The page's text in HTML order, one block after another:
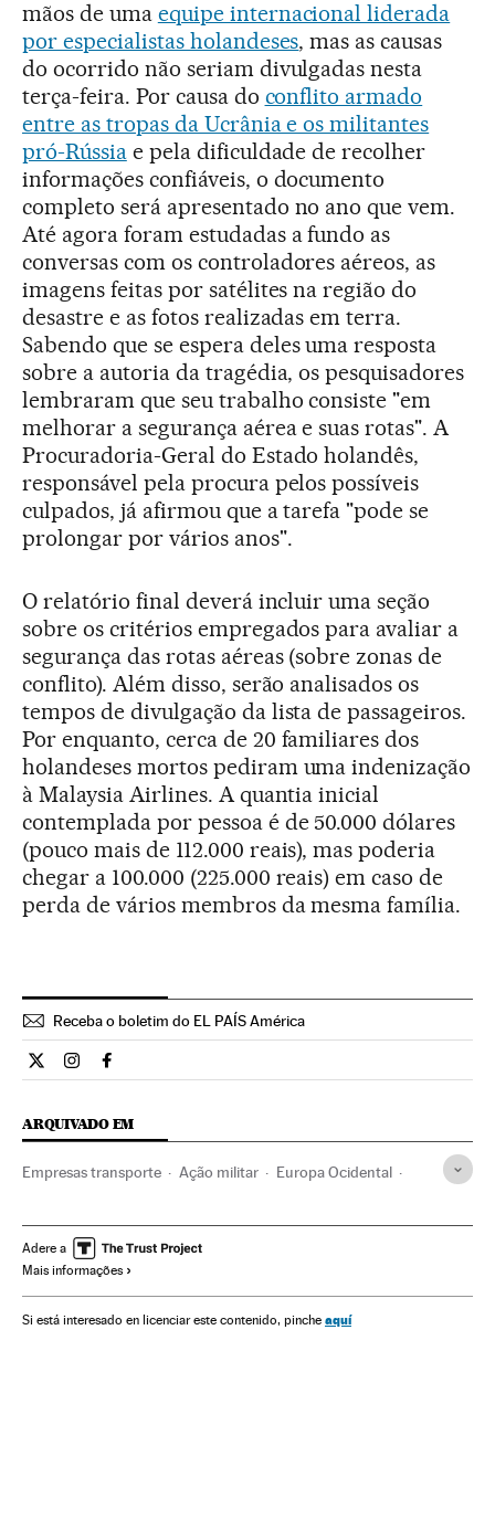
mãos de uma equipe internacional liderada
por especialistas holandeses, mas as causas
do ocorrido não seriam divulgadas nesta
terça-feira. Por causa do conflito armado
entre as tropas da Ucrânia e os militantes
pró-Rússiae pela dificuldade de recolher
informações confiáveis, o documento
completo será apresentado no ano que vem.
Até agora foram estudadas a fundo as
conversas com os controladores aéreos, as
imagens feitas por satélites na região do
desastre e as fotos realizadas em terra.
Sabendo que se espera deles uma resposta
sobre a autoria da tragédia, os pesquisadores
lembraram que seu trabalho consiste "em
melhorar a segurança aérea e suas rotas". A
Procuradoria-Geral do Estado holandês,
responsável pela procura pelos possíveis
culpados, já afirmou que a tarefa "pode se
prolongar por vários anos".
O relatório final deverá incluir uma seção
sobre os critérios empregados para avaliar a
segurança das rotas aéreas (sobre zonas de
conflito). Além disso, serão analisados os
tempos de divulgação da lista de passageiros.
Por enquanto, cerca de 20 familiares dos
holandeses mortos pediram uma indenização
à Malaysia Airlines. A quantia inicial
contemplada por pessoa é de 50.000 dólares
(pouco mais de 112.000 reais), mas poderia
chegar a 100.000 (225.000 reais) em caso de
perda de vários membros da mesma família.
Receba o boletim do EL PAÍS América
Internacional El País Brasil en Twitter
Internacional El País Brasil en Instagram
Internacional El País Brasil en Facebook
ARQUIVADO EM
Empresas transporte Ação militar Europa Ocidental
Conflitos Economia Transporte
Países Baixos
Acidentes aéreos Ucrânia Linhas aéreas
Adere a
Mais informações
Si está interesado en licenciar este contenido, pinche aquí